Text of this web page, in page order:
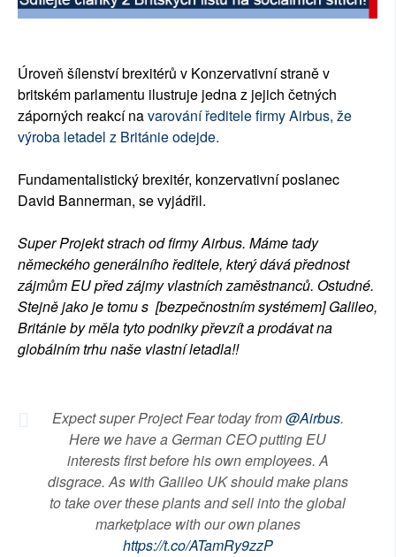
SOCIÁLNÍ SÍTĚ
RUBRIKY
PLNÁ VERZE STRÁNEK
Úroveň šílenství brexitérů v Konzervativní straně v
britském parlamentu ilustruje jedna z jejich četných
záporných reakcí navarování ředitele firmy Airbus, že
výroba letadel z Británie odejde.
Fundamentalistický brexitér, konzervativní poslanec
David Bannerman, se vyjádřil.
Super Projekt strach od firmy Airbus. Máme tady
německého generálního ředitele, který dává přednost
zájmům EU před zájmy vlastních zaměstnanců. Ostudné.
Stejně jako je tomu s [bezpečnostním systémem] Galileo,
Británie by měla tyto podniky převzít a prodávat na
globálním trhu naše vlastní letadla!!
Expect super Project Fear today from@Airbus.
Here we have a German CEO putting EU
interests first before his own employees. A
disgrace. As with Galileo UK should make plans
to take over these plants and sell into the global
marketplace with our own planes
https://t.co/ATamRy9zzP